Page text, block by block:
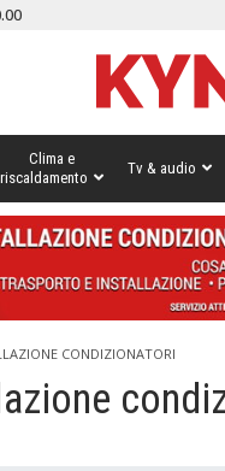
Clima e
riscaldamento
Tv & audio
CONDIZIONATORI